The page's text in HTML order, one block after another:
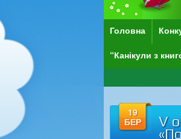
Головна
“Канікули з
19
БЕР
V